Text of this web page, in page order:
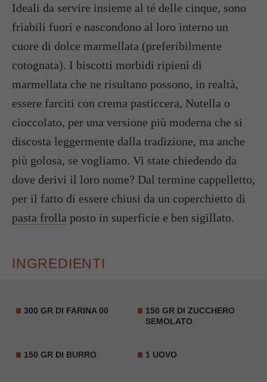
Ideali da servire insieme al té delle cinque, sono
friabili fuori e nascondono al loro interno un
cuore di dolce marmellata (preferibilmente
cotognata). I biscotti morbidi ripieni di
marmellata che ne risultano possono, in realtà,
essere farciti con crema pasticcera, Nutella o
cioccolato, per una versione più moderna che si
discosta leggermente dalla tradizione, ma anche
più golosa, se vogliamo. Vi state chiedendo da
dove derivi il loro nome? Dal termine cappelletto,
per il fatto di essere chiusi da un coperchietto di
pasta frolla posto in superficie e ben sigillato.
INGREDIENTI
300 GR DI FARINA 00
150 GR DI ZUCCHERO
SEMOLATO
150 GR DI BURRO 1 UOVO